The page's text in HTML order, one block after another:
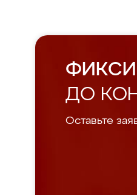
ДО
Оставьте